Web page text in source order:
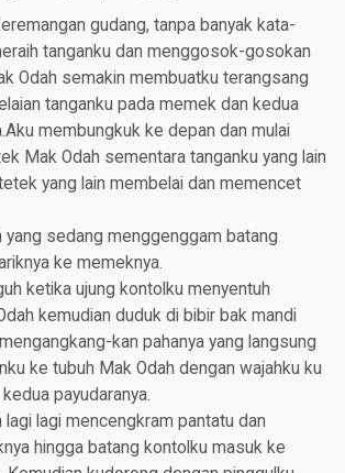
gudang, tanpa banyak kata-
tanganku dan menggosok-gosokan
Odah semakin membuatku terangsang
tanganku pada memek dan kedua
membungkuk ke depan dan mulai
Mak Odah sementara tanganku yang lain
yang lain membelai dan memencet
yang sedang menggenggam batang
ke memeknya.
ketika ujung kontolku menyentuh
kemudian duduk di bibir bak mandi
kan pahanya yang langsung
ke tubuh Mak Odah dengan wajahku ku
payudaranya.
lagi lagi mencengkram pantatu dan
hingga batang kontolku masuk ke